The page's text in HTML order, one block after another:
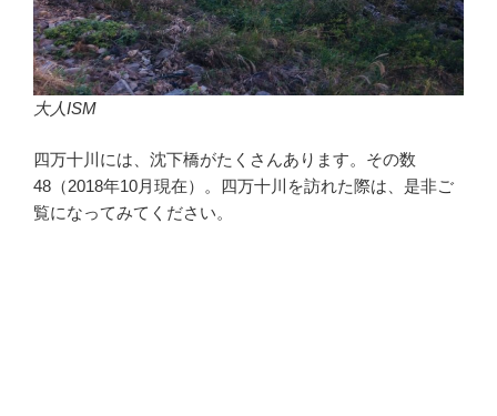
大人ISM
四万十川には、沈下橋がたくさんあります。その数
48（2018年10月現在）。四万十川を訪れた際は、是非ご
覧になってみてください。